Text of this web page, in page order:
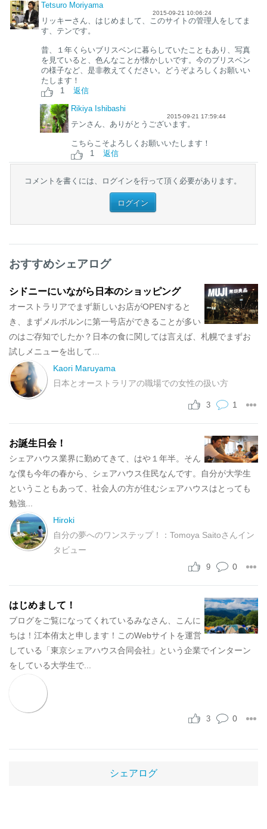
Tetsuro Moriyama
2015-09-21 10:06:24
リッキーさん、はじめまして、このサイトの管理人をしてま
す、テンです。
昔、１年くらいブリスベンに暮らしていたこともあり、写真
を見ていると、色んなことが懐かしいです。今のブリスベン
の様子など、是非教えてください。どうぞよろしくお願いい
たします！
1
返信
Rikiya Ishibashi
2015-09-21 17:59:44
テンさん、ありがとうございます。
こちらこそよろしくお願いいたします！
1
返信
コメントを書くには、ログインを行って頂く必要があります。
ログイン
おすすめシェアログ
シドニーにいながら日本のショッピング
オーストラリアでまず新しいお店がOPENすると
き、まずメルボルンに第一号店ができることが多い
のはご存知でしたか？日本の食に関しては言えば、札幌でまずお
試しメニューを出して...
Kaori Maruyama
日本とオーストラリアの職場での女性の扱い方
1
3
お誕生日会！
シェアハウス業界に勤めてきて、はや１年半。そん
な僕も今年の春から、シェアハウス住民なんです。自分が大学生
ということもあって、社会人の方が住むシェアハウスはとっても
勉強...
Hiroki
自分の夢へのワンステップ！：Tomoya Saitoさんイン
タビュー
0
9
はじめまして！
ブログをご覧になってくれているみなさん、こんに
ちは！江本侑太と申します！このWebサイトを運営
している「東京シェアハウス合同会社」という企業でインターン
をしている大学生で...
0
3
シェアログ